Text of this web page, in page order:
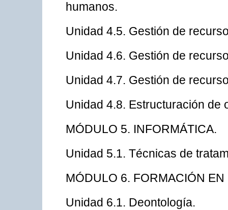
humanos.
Unidad 4.5. Gestión de
Unidad 4.6. Gestión de
Unidad 4.7. Gestión de
Unidad 4.8. Estructuración de
MÓDULO 5. INFORMÁTICA.
Unidad 5.1. Técnicas de
MÓDULO 6. FORMACIÓN
Unidad 6.1. Deontología.